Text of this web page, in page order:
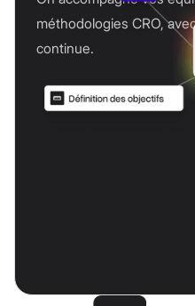
méthodologies CRO,
continue.